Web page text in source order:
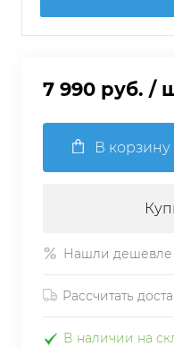
7 990 руб. /
В корзину
Нашли дешевле
Рассчитать
В наличии на